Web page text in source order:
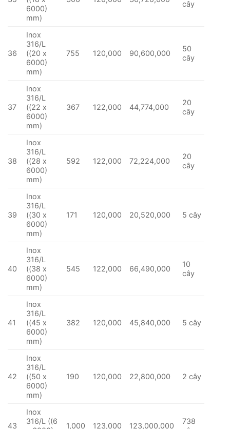
6000)
mm)
cây
36
Inox
316/L
((20 x
6000)
mm)
755 120,000 90,600,000
50
cây
37
Inox
316/L
((22 x
6000)
mm)
367 122,000 44,774,000
20
cây
38
Inox
316/L
((28 x
6000)
mm)
592 122,000 72,224,000
20
cây
39
Inox
316/L
((30 x
6000)
mm)
171 120,000 20,520,000 5 cây
40
Inox
316/L
((38 x
6000)
mm)
545 122,000 66,490,000
10
cây
41
Inox
316/L
((45 x
6000)
mm)
382 120,000 45,840,000 5 cây
42
Inox
316/L
((50 x
6000)
mm)
190 120,000 22,800,000 2 cây
43
Inox
316/L ((6
1,000 123,000 123,000,000
738